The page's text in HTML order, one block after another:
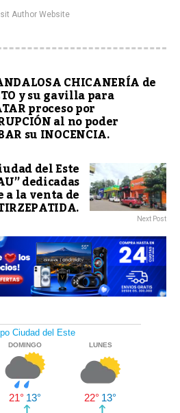
Author Website
CHICANERÍA de
y su gavilla para
proceso por
al no poder
su INOCENCIA.
del Este
dedicadas
la venta de
Next Post